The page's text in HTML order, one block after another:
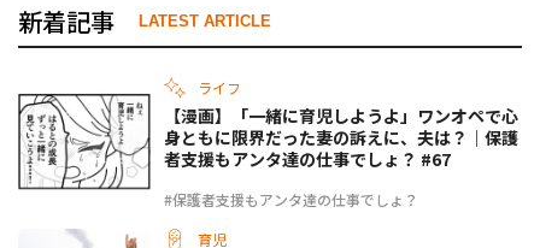
新着記事 LATEST ARTICLE
ライフ
#保護者支援もアンタ達の仕事でしょ？
【漫画】「一緒に育児しようよ」ワンオペで心
身ともに限界だった妻の訴えに、夫は？｜保護
者支援もアンタ達の仕事でしょ？ #67
育児